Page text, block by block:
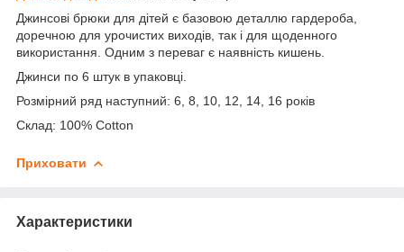
Джинсові брюки для дітей є базовою деталлю гардероба,
доречною для урочистих виходів, так і для щоденного
використання. Одним з переваг є наявність кишень.
Джинси по 6 штук в упаковці.
Розмірний ряд наступний: 6, 8, 10, 12, 14, 16 років
Склад: 100% Cotton
Приховати
Характеристики